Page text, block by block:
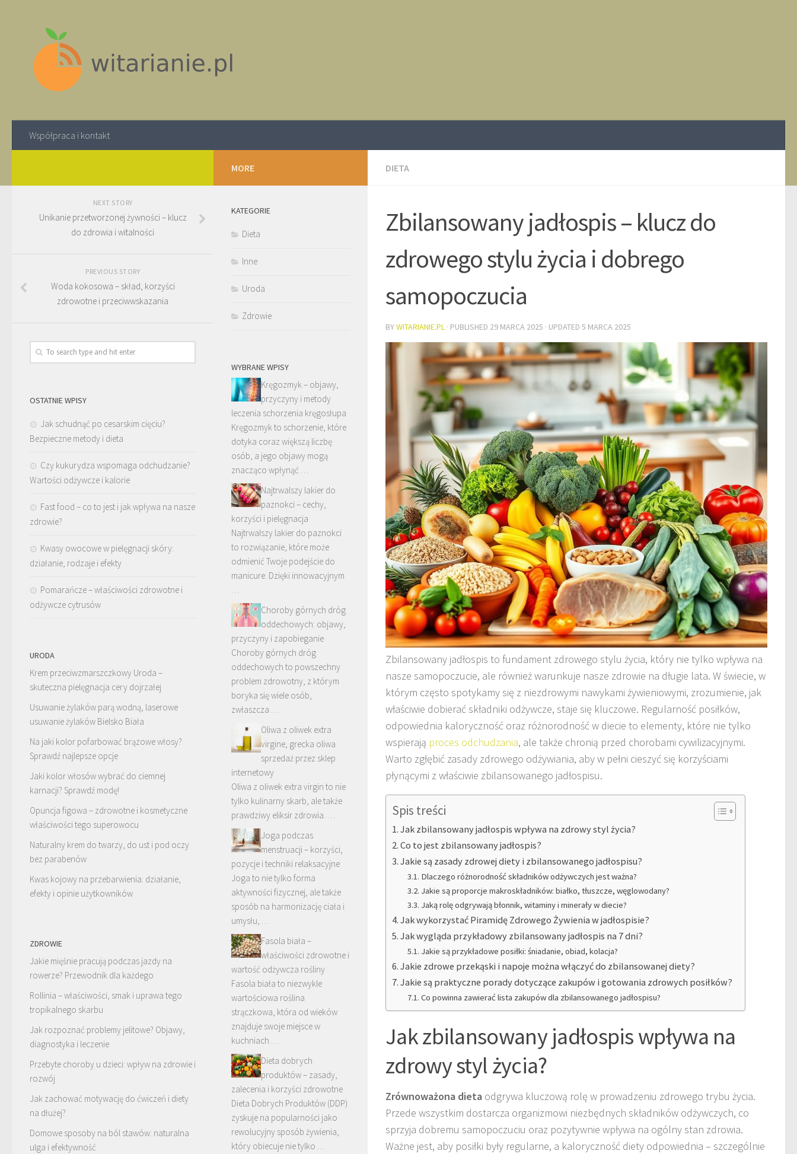
Współpraca i kontakt
DIETA
Zbilansowany jadłospis – klucz do
zdrowego stylu życia i dobrego
samopoczucia
BYWITARIANIE.PL · PUBLISHED 29 MARCA 2025 · UPDATED 5 MARCA 2025
Zbilansowany jadłospis to fundament zdrowego stylu życia, który nie tylko wpływa na
nasze samopoczucie, ale również warunkuje nasze zdrowie na długie lata. W świecie, w
którym często spotykamy się z niezdrowymi nawykami żywieniowymi, zrozumienie, jak
właściwie dobierać składniki odżywcze, staje się kluczowe. Regularność posiłków,
odpowiednia kaloryczność oraz różnorodność w diecie to elementy, które nie tylko
wspierają proces odchudzania, ale także chronią przed chorobami cywilizacyjnymi.
Warto zgłębić zasady zdrowego odżywiania, aby w pełni cieszyć się korzyściami
płynącymi z właściwie zbilansowanego jadłospisu.
Spis treści
Jak zbilansowany jadłospis wpływa na zdrowy styl życia?
Co to jest zbilansowany jadłospis?
Jakie są zasady zdrowej diety i zbilansowanego jadłospisu?
Dlaczego różnorodność składników odżywczych jest ważna?
Jakie są proporcje makroskładników: białko, tłuszcze, węglowodany?
Jaką rolę odgrywają błonnik, witaminy i minerały w diecie?
Jak wykorzystać Piramidę Zdrowego Żywienia w jadłospisie?
Jak wygląda przykładowy zbilansowany jadłospis na 7 dni?
Jakie są przykładowe posiłki: śniadanie, obiad, kolacja?
Jakie zdrowe przekąski i napoje można włączyć do zbilansowanej diety?
Jakie są praktyczne porady dotyczące zakupów i gotowania zdrowych posiłków?
Co powinna zawierać lista zakupów dla zbilansowanego jadłospisu?
Jak zbilansowany jadłospis wpływa na
zdrowy styl życia?
Zrównoważona dieta odgrywa kluczową rolę w prowadzeniu zdrowego trybu życia.
Przede wszystkim dostarcza organizmowi niezbędnych składników odżywczych, co
sprzyja dobremu samopoczuciu oraz pozytywnie wpływa na ogólny stan zdrowia.
Ważne jest, aby posiłki były regularne, a kaloryczność diety odpowiednia – szczególnie
NEXT STORY
Unikanie przetworzonej żywności – klucz
do zdrowia i witalności
PREVIOUS STORY
Woda kokosowa – skład, korzyści
zdrowotne i przeciwwskazania
OSTATNIE WPISY
Jak schudnąć po cesarskim cięciu?
Bezpieczne metody i dieta
Czy kukurydza wspomaga odchudzanie?
Wartości odżywcze i kalorie
Fast food – co to jest i jak wpływa na nasze
zdrowie?
Kwasy owocowe w pielęgnacji skóry:
działanie, rodzaje i efekty
Pomarańcze – właściwości zdrowotne i
odżywcze cytrusów
URODA
Krem przeciwzmarszczkowy Uroda –
skuteczna pielęgnacja cery dojrzałej
Usuwanie żylaków parą wodną, laserowe
usuwanie żylaków Bielsko Biała
Na jaki kolor pofarbować brązowe włosy?
Sprawdź najlepsze opcje
Jaki kolor włosów wybrać do ciemnej
karnacji? Sprawdź modę!
Opuncja figowa – zdrowotne i kosmetyczne
właściwości tego superowocu
Naturalny krem do twarzy, do ust i pod oczy
bez parabenów
Kwas kojowy na przebarwienia: działanie,
efekty i opinie użytkowników
ZDROWIE
Jakie mięśnie pracują podczas jazdy na
rowerze? Przewodnik dla każdego
Rollinia – właściwości, smak i uprawa tego
tropikalnego skarbu
Jak rozpoznać problemy jelitowe? Objawy,
diagnostyka i leczenie
Przebyte choroby u dzieci: wpływ na zdrowie i
rozwój
Jak zachować motywację do ćwiczeń i diety
na dłużej?
Domowe sposoby na ból stawów: naturalna
ulga i efektywność
MORE
KATEGORIE
Dieta
Inne
Uroda
Zdrowie
WYBRANE WPISY
Kręgozmyk – objawy,
przyczyny i metody
leczenia schorzenia kręgosłupa
Kręgozmyk to schorzenie, które
dotyka coraz większą liczbę
osób, a jego objawy mogą
znacząco wpłynąć …
Najtrwalszy lakier do
paznokci – cechy,
korzyści i pielęgnacja
Najtrwalszy lakier do paznokci
to rozwiązanie, które może
odmienić Twoje podejście do
manicure. Dzięki innowacyjnym
…
Choroby górnych dróg
oddechowych: objawy,
przyczyny i zapobieganie
Choroby górnych dróg
oddechowych to powszechny
problem zdrowotny, z którym
boryka się wiele osób,
zwłaszcza …
Oliwa z oliwek extra
virgine, grecka oliwa
sprzedaż przez sklep
internetowy
Oliwa z oliwek extra virgin to nie
tylko kulinarny skarb, ale także
prawdziwy eliksir zdrowia. …
Joga podczas
menstruacji – korzyści,
pozycje i techniki relaksacyjne
Joga to nie tylko forma
aktywności fizycznej, ale także
sposób na harmonizację ciała i
umysłu, …
Fasola biała –
właściwości zdrowotne i
wartość odżywcza rośliny
Fasola biała to niezwykle
wartościowa roślina
strączkowa, która od wieków
znajduje swoje miejsce w
kuchniach …
Dieta dobrych
produktów – zasady,
zalecenia i korzyści zdrowotne
Dieta Dobrych Produktów (DDP)
zyskuje na popularności jako
rewolucyjny sposób żywienia,
który obiecuje nie tylko …